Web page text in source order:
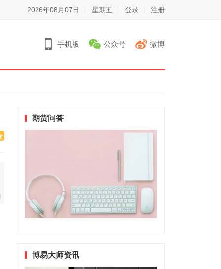
2026年08月07日 星期五 登录 注册
手机版 公众号 微博
期货问答
博易大师资讯